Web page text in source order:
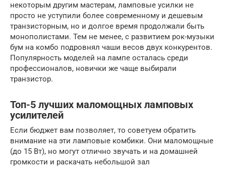
некоторым другим мастерам, ламповые усилки не
просто не уступили более современному и дешевым
транзисторным, но и долгое время продолжали быть
монополистами. Тем не менее, с развитием рок-музыки
бум на комбо подровнял чаши весов двух конкурентов.
Популярность моделей на лампе осталась среди
профессионалов, новички же чаще выбирали
транзистор.
Топ-5 лучших маломощных ламповых
усилителей
Если бюджет вам позволяет, то советуем обратить
внимание на эти ламповые комбики. Они маломощные
(до 15 Вт), но могут отлично звучать и на домашней
громкости и раскачать небольшой зал